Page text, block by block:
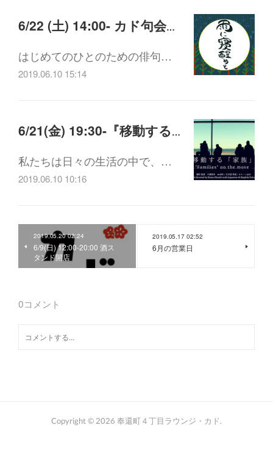
6/22 (土) 14:00- カド句会「雨に寝醒めて」
はじめてのひとのための俳句…
2019.06.10 15:14
6/21(金) 19:30-『移動する「家族」』上映会
私たちは日々の生活の中で、…
2019.06.10 10:16
2019.05.20 02:24
6/9(日) 12:00-20:00 酒ス
タンド開店
2019.05.17 02:52
6月の営業日
0コメント
Copyright © 2026 奉還町４丁目ラウンジ・カド.